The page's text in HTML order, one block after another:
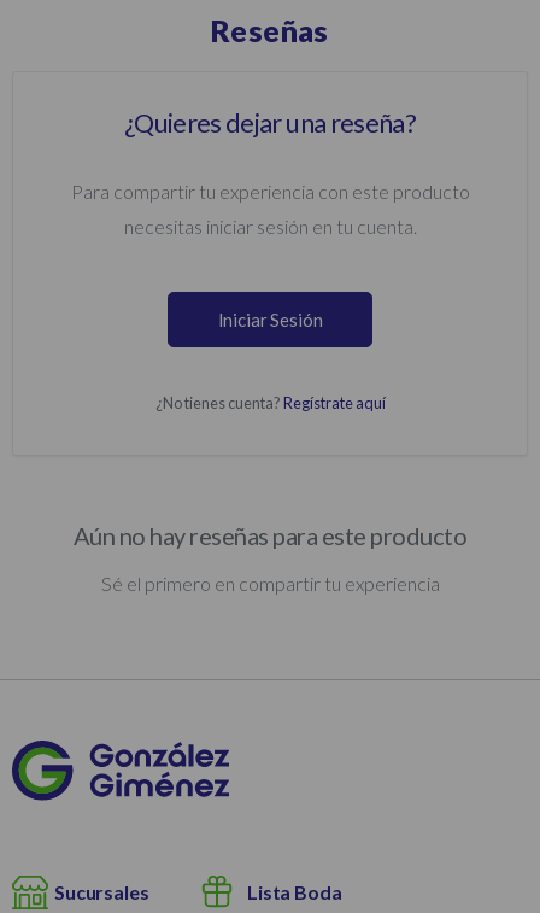
Reseñas
¿Quieres dejar una reseña?
Para compartir tu experiencia con este producto
necesitas iniciar sesión en tu cuenta.
Iniciar Sesión
¿No tienes cuenta? Regístrate aquí
Aún no hay reseñas para este producto
Sé el primero en compartir tu experiencia
Sucursales Lista Boda